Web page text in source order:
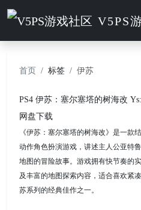
V5PS
首页 标签 伊苏
PS4 伊苏：塞尔塞塔的树海改
网盘下载
《伊苏：塞尔塞塔的树海改》是一款
动作角色扮演游戏，讲述主人公亚特
地图的冒险故事。游戏拥有快节奏的
及丰富的地图探索内容，适合喜欢紧
苏系列的经典佳作之一。